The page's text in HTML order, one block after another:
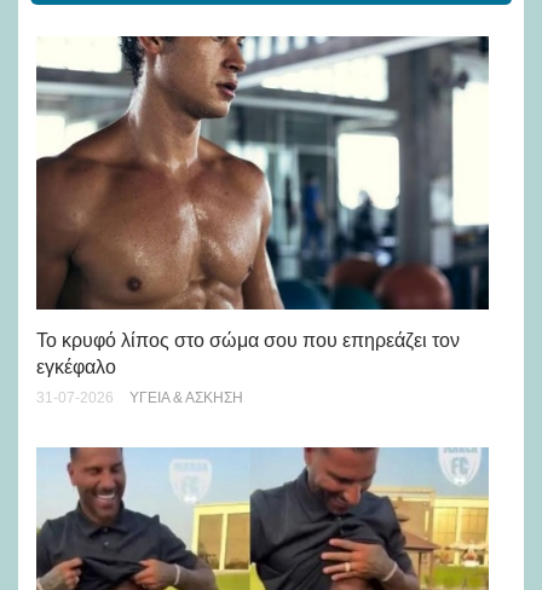
Το κρυφό λίπος στο σώμα σου που επηρεάζει τον
εγκέφαλο
31-07-2026 ΥΓΕΊΑ & ΆΣΚΗΣΗ